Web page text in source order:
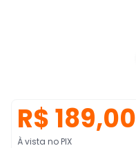
R$ 189,00
À vista no PIX